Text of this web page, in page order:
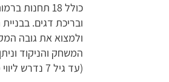
כולל 18
ובריכת דגים.
ולמצוא את גובה
המשחק והניקוד
(עד גיל 7 נדרש ליווי מבוגר).